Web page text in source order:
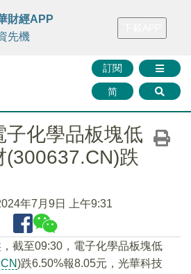
FINMETA 財華證券 媒體矩陣
訂閱
简
財經APP
先機
子化學品板塊低
(300637.CN)跌
年7月9日 上午9:31
，截至09:30，電子化學品板塊低
)跌6.50%報8.05元，光華科技